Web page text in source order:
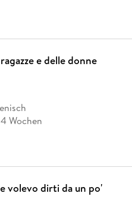
e delle donne
Wochen
volevo dirti da un po'